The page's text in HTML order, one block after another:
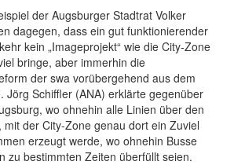
der Augsburger Stadtrat Volker
dagegen, dass ein gut funktionierender
kein „Imageprojekt“ wie die City-Zone
bringe, aber immerhin die
der swa vorübergehend aus dem
Jörg Schiffler (ANA) erklärte gegenüber
wo ohnehin alle Linien über den
mit der City-Zone genau dort ein Zuviel
erzeugt werde, wo ohnehin Busse
zu bestimmten Zeiten überfüllt seien.